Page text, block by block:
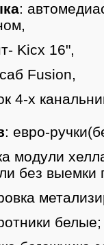
:
Kicx 16",
Fusion,
4-х
: евро-
модули
без выемки
белые;